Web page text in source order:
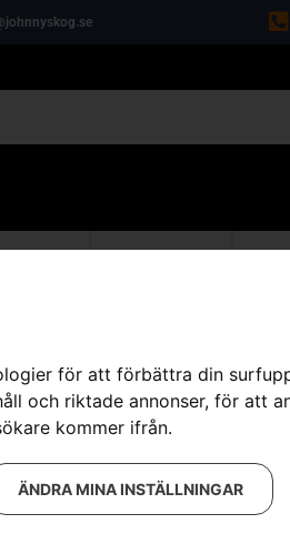
för att förbättra din
och riktade annonser, för att
kommer ifrån.
ÄNDRA MINA INSTÄLLNINGAR